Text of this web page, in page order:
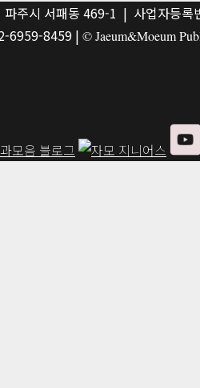
파주시 서패동 469-1 | 사업자등
6959-8459 | © Jaeum&Moeum